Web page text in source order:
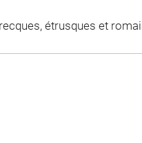
étrusques et